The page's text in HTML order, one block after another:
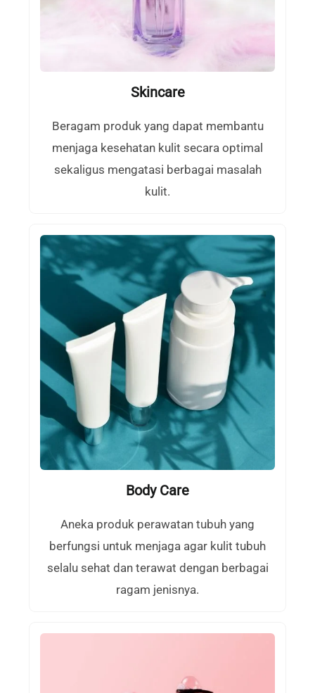
Skincare
Beragam produk yang dapat membantu
menjaga kesehatan kulit secara optimal
sekaligus mengatasi berbagai masalah
kulit.
Body Care
Aneka produk perawatan tubuh yang
berfungsi untuk menjaga agar kulit tubuh
selalu sehat dan terawat dengan berbagai
ragam jenisnya.